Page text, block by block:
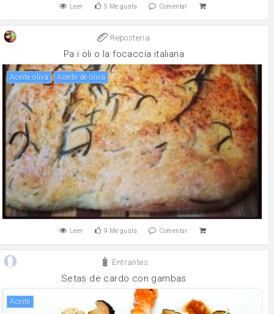
Leer 5 Me gusta Comentar
Reposteria
Pa i oli o la focaccia italiana
aceite oliva aceite de oliva
Leer 9 Me gusta Comentar
Entrantes
Setas de cardo con gambas
aceite